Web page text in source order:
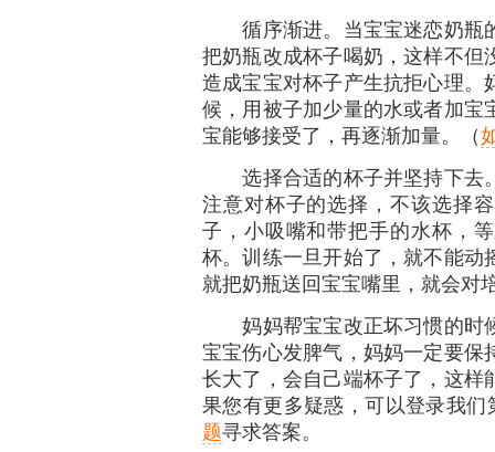
循序渐进。当宝宝迷恋奶瓶
把奶瓶改成杯子喝奶，这样不但
造成宝宝对杯子产生抗拒心理。
候，用被子加少量的水或者加宝
宝能够接受了，再逐渐加量。（
选择合适的杯子并坚持下去
注意对杯子的选择，不该选择
子，小吸嘴和带把手的水杯，
杯。训练一旦开始了，就不能动
就把奶瓶送回宝宝嘴里，就会对
妈妈帮宝宝改正坏习惯的时
宝宝伤心发脾气，妈妈一定要保
长大了，会自己端杯子了，这样
果您有更多疑惑，可以登录我
题寻求答案。